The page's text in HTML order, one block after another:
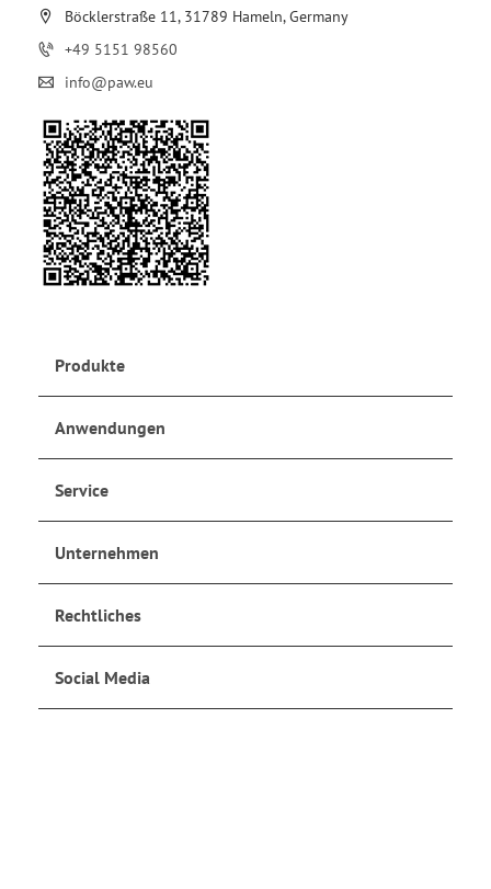
Böcklerstraße 11, 31789 Hameln, Germany
+49 5151 98560
info@paw.eu
Produkte
Anwendungen
Service
Unternehmen
Rechtliches
Social Media